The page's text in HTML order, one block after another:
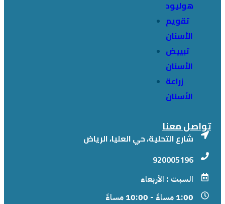
تواصل معنا
شارع التحلية، حي العليا، الرياض
920005196
السبت : الأربعاء
1:00 مساءً - 10:00 مساءً
هوليود
تقويم
الأسنان
تبييض
الأسنان
زراعة
الأسنان